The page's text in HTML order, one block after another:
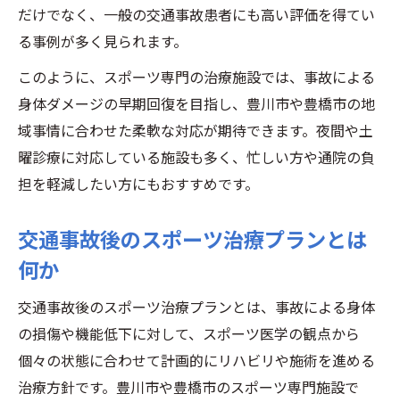
だけでなく、一般の交通事故患者にも高い評価を得てい
る事例が多く見られます。
このように、スポーツ専門の治療施設では、事故による
身体ダメージの早期回復を目指し、豊川市や豊橋市の地
域事情に合わせた柔軟な対応が期待できます。夜間や土
曜診療に対応している施設も多く、忙しい方や通院の負
担を軽減したい方にもおすすめです。
交通事故後のスポーツ治療プランとは
何か
交通事故後のスポーツ治療プランとは、事故による身体
の損傷や機能低下に対して、スポーツ医学の観点から
個々の状態に合わせて計画的にリハビリや施術を進める
治療方針です。豊川市や豊橋市のスポーツ専門施設で